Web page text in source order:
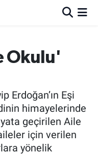
Okulu'
Erdoğan’ın Eşi
himayelerinde
geçirilen Aile
için verilen
yönelik